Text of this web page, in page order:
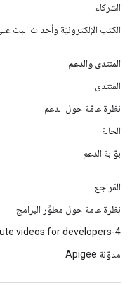
الشركاء
الكتب الإلكترونيّة وأحداث البث
المنتدى والدعم
المنتدى
نظرة عامّة حول الدعم
الحالة
بوّابة الدعم
المَراجع
نظرة عامة حول مطوِّر البرامج
4-minute videos for developers
مدوّنة Apigee